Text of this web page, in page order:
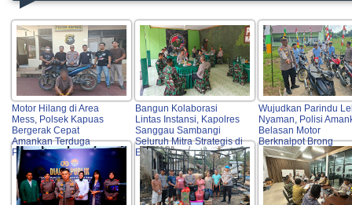
Motor Hilang di Area
Mess, Polsek Kapuas
Bergerak Cepat
Amankan Terduga
Pelaku
Bangun Kolaborasi
Lintas Instansi, Kapolres
Sanggau Sambangi
Seluruh Mitra Strategis di
Entikong
Wujudkan Parindu
Nyaman, Polisi
Belasan Motor
Berknalpot Brong